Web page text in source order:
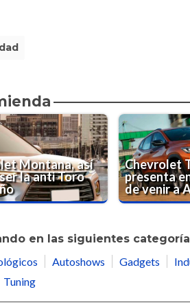
Montana, así
la anti Toro
Chevrolet
presenta
de venir a
en las siguientes
Autoshows Gadgets
Tuning